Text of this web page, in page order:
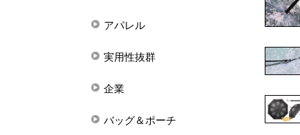
アパレル
実用性抜群
企業
バッグ＆ポーチ